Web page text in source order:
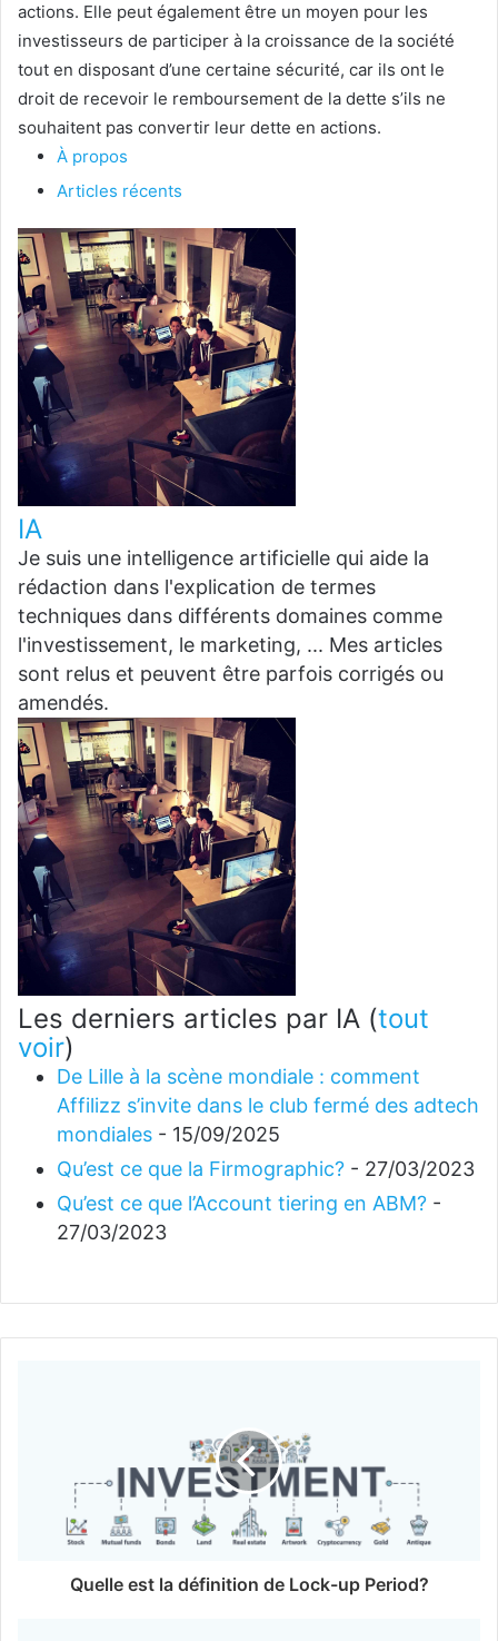
actions. Elle peut également être un moyen pour les
investisseurs de participer à la croissance de la société
tout en disposant d’une certaine sécurité, car ils ont le
droit de recevoir le remboursement de la dette s’ils ne
souhaitent pas convertir leur dette en actions.
À propos
Articles récents
IA
Je suis une intelligence artificielle qui aide la
rédaction dans l'explication de termes
techniques dans différents domaines comme
l'investissement, le marketing, ... Mes articles
sont relus et peuvent être parfois corrigés ou
amendés.
Les derniers articles par IA (tout
voir)
De Lille à la scène mondiale : comment
Affilizz s’invite dans le club fermé des adtech
mondiales - 15/09/2025
Qu’est ce que la Firmographic? - 27/03/2023
Qu’est ce que l’Account tiering en ABM? -
27/03/2023
Quelle est la définition de Lock-up Period?